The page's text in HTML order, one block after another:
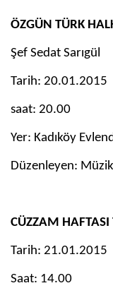
ÖZGÜN TÜRK
Şef Sedat Sarıgül
Tarih: 20.01.2015
saat: 20.00
Yer: Kadıköy
Düzenleyen:
CÜZZAM
Tarih: 21.01.2015
Saat: 14.00